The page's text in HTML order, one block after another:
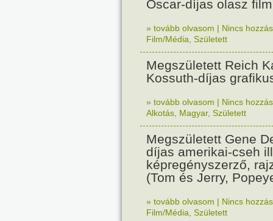
Oscar-díjas olasz
» tovább olvasom | Nincs
Film/Média Született
Megszületett Reich
Kossuth-díjas
» tovább olvasom | Nincs
Alkotás Magyar, Született
Megszületett Gene
díjas amerikai-cseh
képregényszerző,
(Tom és Jerry,
» tovább olvasom | Nincs
Film/Média Született